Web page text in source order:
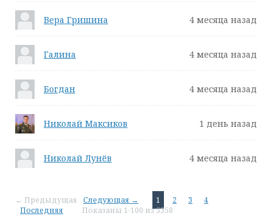
Вера Гришина 4 месяца назад
Галина 4 месяца назад
Богдан 4 месяца назад
Николай Максиков 1 день назад
Николай Лунёв 4 месяца назад
← Предыдущая Следующая → 1 2 3
4
Последняя
Показаны 1-100 из 5358